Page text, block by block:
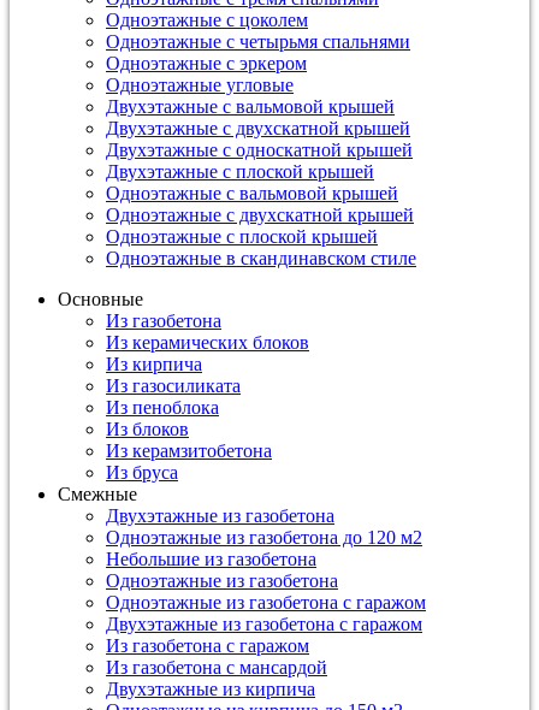
Одноэтажные с цоколем
Одноэтажные с четырьмя спальнями
Одноэтажные с эркером
Одноэтажные угловые
Двухэтажные с вальмовой крышей
Двухэтажные с двухскатной крышей
Двухэтажные с односкатной крышей
Двухэтажные с плоской крышей
Одноэтажные с вальмовой крышей
Одноэтажные с двухскатной крышей
Одноэтажные с плоской крышей
Одноэтажные в скандинавском стиле
Основные
Из газобетона
Из керамических блоков
Из кирпича
Из газосиликата
Из пеноблока
Из блоков
Из керамзитобетона
Из бруса
Смежные
Двухэтажные из газобетона
Одноэтажные из газобетона до 120 м2
Небольшие из газобетона
Одноэтажные из газобетона
Одноэтажные из газобетона с гаражом
Двухэтажные из газобетона с гаражом
Из газобетона с гаражом
Из газобетона с мансардой
Двухэтажные из кирпича